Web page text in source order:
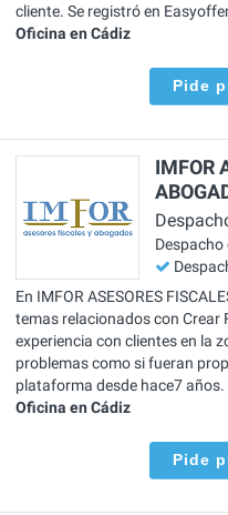
cliente. Se registró en
Oficina en Cádiz
Pide
IMFOR
Despacho
En IMFOR ASESORES
temas relacionados con Crear
experiencia con clientes en la
problemas como si fueran
plataforma desde hace7 años.
Oficina en Cádiz
Pide